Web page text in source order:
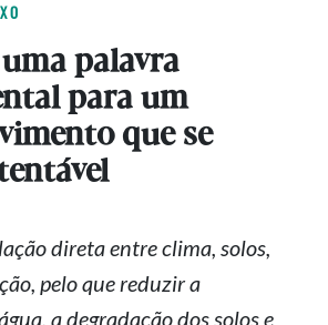
palavra
para um
que se
direta entre clima, solos,
pelo que reduzir a
a degradação dos solos e